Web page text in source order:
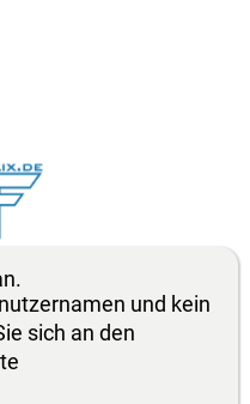
und kein
sich an den